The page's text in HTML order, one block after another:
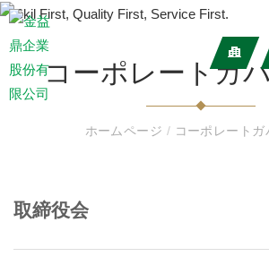
コーポレートガ
ホームページ / コーポレートガ
取締役会